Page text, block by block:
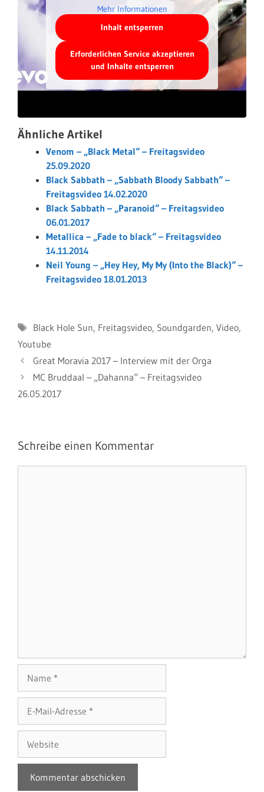
Mehr Informationen
Inhalt entsperren
Erforderlichen Service akzeptieren
und Inhalte entsperren
Ähnliche Artikel
Venom – „Black Metal“ – Freitagsvideo
25.09.2020
Black Sabbath – „Sabbath Bloody Sabbath“ –
Freitagsvideo 14.02.2020
Black Sabbath – „Paranoid“ – Freitagsvideo
06.01.2017
Metallica – „Fade to black“ – Freitagsvideo
14.11.2014
Neil Young – „Hey Hey, My My (Into the Black)“ –
Freitagsvideo 18.01.2013
Schlagwörter
Black Hole Sun, Freitagsvideo, Soundgarden, Video,
Youtube
Great Moravia 2017 – Interview mit der Orga
MC Bruddaal – „Dahanna“ – Freitagsvideo
26.05.2017
Schreibe einen Kommentar
Mail-
Adresse